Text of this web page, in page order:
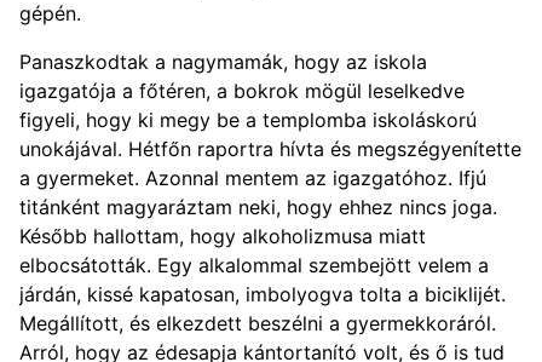
gépén.
Panaszkodtak a nagymamák, hogy az iskola
igazgatója a főtéren, a bokrok mögül leselkedve
figyeli, hogy ki megy be a templomba iskoláskorú
unokájával. Hétfőn raportra hívta és megszégyenítette
a gyermeket. Azonnal mentem az igazgatóhoz. Ifjú
titánként magyaráztam neki, hogy ehhez nincs joga.
Később hallottam, hogy alkoholizmusa miatt
elbocsátották. Egy alkalommal szembejött velem a
járdán, kissé kapatosan, imbolyogva tolta a biciklijét.
Megállított, és elkezdett beszélni a gyermekkoráról.
Arról, hogy az édesapja kántortanító volt, és ő is tud